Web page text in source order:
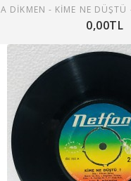
0,00TL